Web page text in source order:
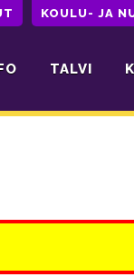
KOULU- JA
TALVI